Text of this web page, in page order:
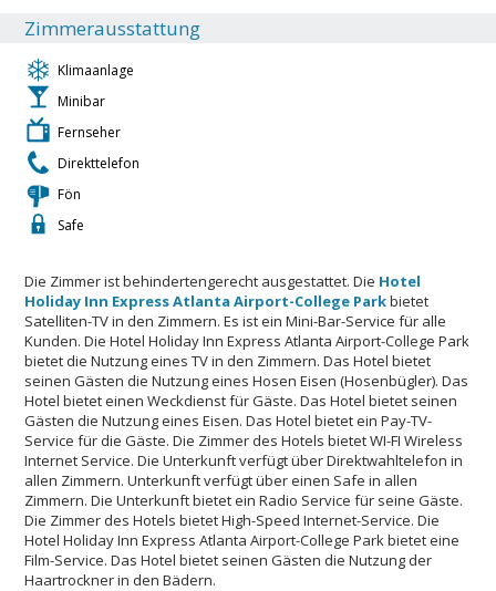
Zimmerausstattung
Klimaanlage
Minibar
Fernseher
Direkttelefon
Fön
Safe
Die Zimmer ist behindertengerecht ausgestattet. Die Hotel
Holiday Inn Express Atlanta Airport-College Parkbietet
Satelliten-TV in den Zimmern. Es ist ein Mini-Bar-Service für alle
Kunden. Die Hotel Holiday Inn Express Atlanta Airport-College Park
bietet die Nutzung eines TV in den Zimmern. Das Hotel bietet
seinen Gästen die Nutzung eines Hosen Eisen (Hosenbügler). Das
Hotel bietet einen Weckdienst für Gäste. Das Hotel bietet seinen
Gästen die Nutzung eines Eisen. Das Hotel bietet ein Pay-TV-
Service für die Gäste. Die Zimmer des Hotels bietet WI-FI Wireless
Internet Service. Die Unterkunft verfügt über Direktwahltelefon in
allen Zimmern. Unterkunft verfügt über einen Safe in allen
Zimmern. Die Unterkunft bietet ein Radio Service für seine Gäste.
Die Zimmer des Hotels bietet High-Speed ​​Internet-Service. Die
Hotel Holiday Inn Express Atlanta Airport-College Park bietet eine
Film-Service. Das Hotel bietet seinen Gästen die Nutzung der
Haartrockner in den Bädern.